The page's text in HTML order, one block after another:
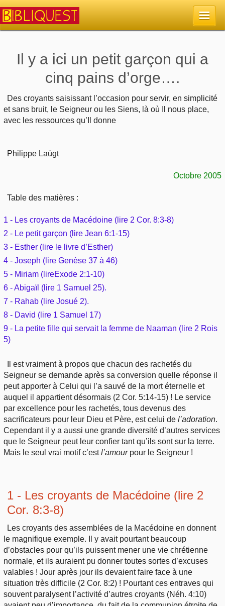
Retour à l'accueil
Sujets d'actualité
Outils
Paramètres
La Bible
Écoutez la Bible
Études et commentaires par passage
Versets Classés
Lecture Journalière
Sujets
L'Évangile, le Salut
Mort, résurrection
L'Église, l'Assemblée
Prophétie
Sanctification
Vie pratique
Mariage, famille
Sujets de A à Z
Études et commentaires par passage
Personnages bibliques
Édification
Commentaires journaliers
COURS Bibliques - GUIDES de lecture
Pour débuter
Rechercher dans le site
Sujets de A à Z
Ouvrages de A à Z
Auteurs de A à Z
Rechercher dans la Bible
Dictionnaires bibliques
Sommaires
Aperçus Livres de la Bible
Autres FAQ
Il y a ici un petit garçon qui a
cinq pains d’orge….
Des croyants saisissant l’occasion pour servir, en simplicité
et sans bruit, le Seigneur ou les Siens, là où Il nous place,
avec les ressources qu’Il donne
Philippe Laügt
Octobre 2005
Table des matières :
1 - Les croyants de Macédoine (lire 2 Cor. 8:3-8)
2 - Le petit garçon (lire Jean 6:1-15)
3 - Esther (lire le livre d’Esther)
4 - Joseph (lire Genèse 37 à 46)
5 - Miriam (lireExode 2:1-10)
6 - Abigaïl (lire 1 Samuel 25).
7 - Rahab (lire Josué 2).
8 - David (lire 1 Samuel 17)
9 - La petite fille qui servait la femme de Naaman (lire 2 Rois
5)
Il est vraiment à propos que chacun des rachetés du
Seigneur se demande après sa conversion quelle réponse il
peut apporter à Celui qui l’a sauvé de la mort éternelle et
auquel il appartient désormais (2 Cor. 5:14-15) ! Le service
par excellence pour les rachetés, tous devenus des
sacrificateurs pour leur Dieu et Père, est celui de l’adoration.
Cependant il y a aussi une grande diversité d’autres services
que le Seigneur peut leur confier tant qu’ils sont sur la terre.
Mais le seul vrai motif c’estl’amourpour le Seigneur !
1 - Les croyants de Macédoine (lire 2
Cor. 8:3-8)
Les croyants des assemblées de la Macédoine en donnent
le magnifique exemple. Il y avait pourtant beaucoup
d’obstacles pour qu’ils puissent mener une vie chrétienne
normale, et ils auraient pu donner toutes sortes d’excuses
valables ! Jour après jour ils devaient faire face à une
situation très difficile (2 Cor. 8:2) ! Pourtant ces entraves qui
souvent paralysent l’activité d’autres croyants (Néh. 4:10)